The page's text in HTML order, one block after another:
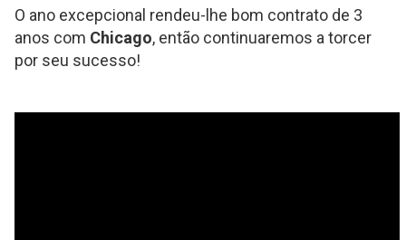
O ano excepcional rendeu-lhe bom contrato de 3
anos com Chicago, então continuaremos a torcer
por seu sucesso!